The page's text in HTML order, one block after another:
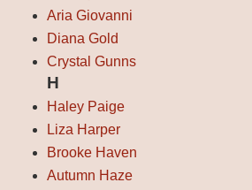
Aria Giovanni
Diana Gold
Crystal Gunns
H
Haley Paige
Liza Harper
Brooke Haven
Autumn Haze